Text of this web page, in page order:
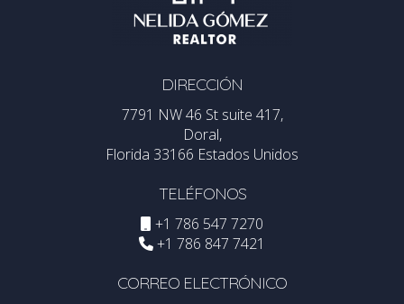
DIRECCIÓN
7791 NW 46 St suite 417,
Doral,
Florida 33166 Estados Unidos
TELÉFONOS
+1 786 547 7270
+1 786 847 7421
CORREO ELECTRÓNICO